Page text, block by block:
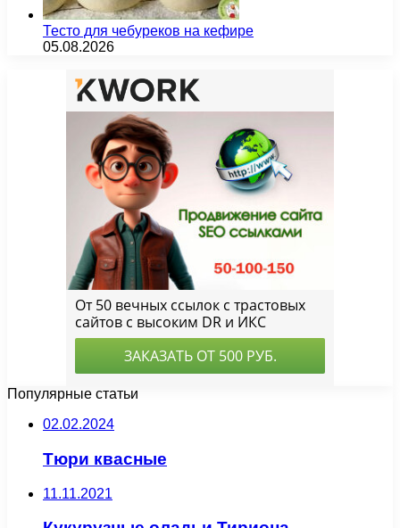
Тесто для чебуреков на кефире
05.08.2026
Популярные статьи
02.02.2024
Тюри квасные
11.11.2021